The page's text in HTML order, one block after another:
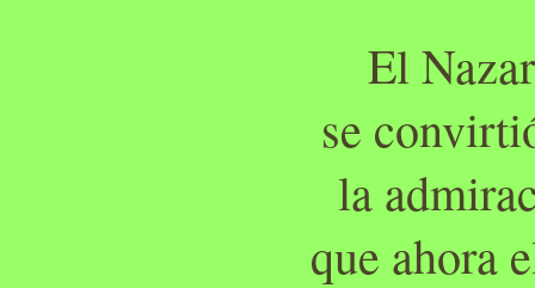
El
se
la
que ahora